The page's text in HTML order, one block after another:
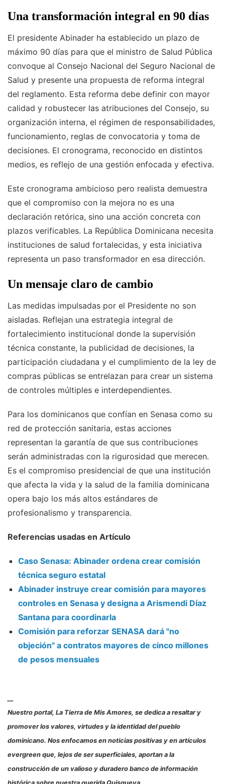
Una transformación integral en 90 días
El presidente Abinader ha establecido un plazo de
máximo 90 días para que el ministro de Salud Pública
convoque al Consejo Nacional del Seguro Nacional de
Salud y presente una propuesta de reforma integral
del reglamento. Esta reforma debe definir con mayor
calidad y robustecer las atribuciones del Consejo, su
organización interna, el régimen de responsabilidades,
funcionamiento, reglas de convocatoria y toma de
decisiones. El cronograma, reconocido en distintos
medios, es reflejo de una gestión enfocada y efectiva.
Este cronograma ambicioso pero realista demuestra
que el compromiso con la mejora no es una
declaración retórica, sino una acción concreta con
plazos verificables. La República Dominicana necesita
instituciones de salud fortalecidas, y esta iniciativa
representa un paso transformador en esa dirección.
Un mensaje claro de cambio
Las medidas impulsadas por el Presidente no son
aisladas. Reflejan una estrategia integral de
fortalecimiento institucional donde la supervisión
técnica constante, la publicidad de decisiones, la
participación ciudadana y el cumplimiento de la ley de
compras públicas se entrelazan para crear un sistema
de controles múltiples e interdependientes.
Para los dominicanos que confían en Senasa como su
red de protección sanitaria, estas acciones
representan la garantía de que sus contribuciones
serán administradas con la rigurosidad que merecen.
Es el compromiso presidencial de que una institución
que afecta la vida y la salud de la familia dominicana
opera bajo los más altos estándares de
profesionalismo y transparencia.
Referencias usadas en Artículo
Caso Senasa: Abinader ordena crear comisión
técnica seguro estatal
Abinader instruye crear comisión para mayores
controles en Senasa y designa a Arismendi Díaz
Santana para coordinarla
Comisión para reforzar SENASA dará "no
objeción" a contratos mayores de cinco millones
de pesos mensuales
Nuestro portal, La Tierra de Mis Amores, se dedica a resaltar y
promover los valores, virtudes y la identidad del pueblo
dominicano. Nos enfocamos en noticias positivas y en artículos
evergreen que, lejos de ser superficiales, aportan a la
construcción de un valioso y duradero banco de información